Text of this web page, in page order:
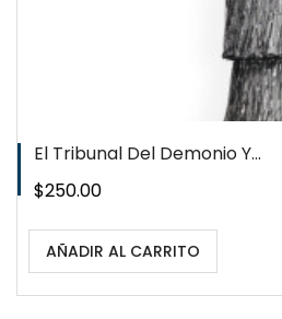
El Tribunal Del Demonio Y...
Precio
$250.00
AÑADIR AL CARRITO